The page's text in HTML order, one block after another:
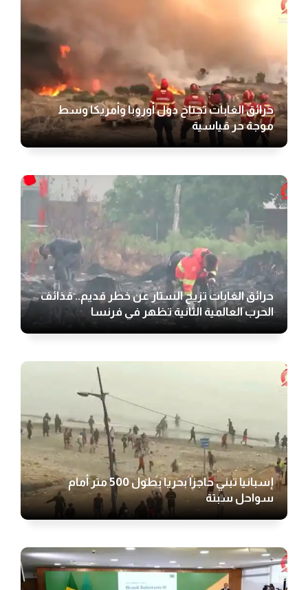
حرائق الغابات تجتاح دول أوروبا وأمريكا وسط
موجة حر قياسية
حرائق الغابات تزيح الستار عن خطر قديم.. قذائف
الحرب العالمية الثانية تظهر في فرنسا
إسبانيا تبني حاجزا بحريا بطول 500 متر أمام
سواحل سبتة